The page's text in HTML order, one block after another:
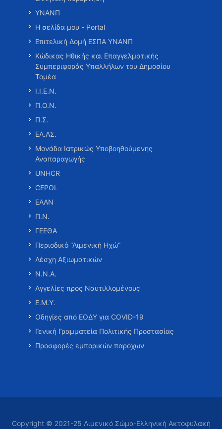
ΥΝΑΝΠ
Η σελίδα μου - Portal
Επιτελική Δομή ΕΣΠΑ ΥΝΑΝΠ
Κώδικας Ηθικής και Επαγγελματικής
Συμπεριφοράς Υπαλλήλων του Δημοσίου
Τομέα
Ι.Ι.Ε.Ν.
Π.Ο.Ν.
Π.Σ.
ΕΛ.ΑΣ.
Μονάδα Ιατρικώς Υποβοηθούμενης
Αναπαραγωγής
UNHCR
CEPOL
ΕΑΑΝ
Π.Ν.
ΓΕΕΘΑ
Περιοδικό “Λιμενική Ηχώ”
Λέσχη Αξιωματικών
Ν.Ν.Α.
Αγγελίες προς Ναυτιλλομένους
Ε.Μ.Υ.
Οδηγίες από ΕΟΔΥ για COVID-19
Γενική Γραμματεία Πολιτικής Προστασίας
Προσφορές εμπορικών παρόχων
Copyright © 2021-25 Λιμενικό Σώμα-Ελληνική Ακτοφυλακή